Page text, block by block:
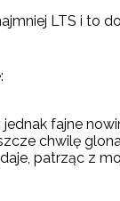
LTS i to
jednak fajne
chwilę
patrząc z